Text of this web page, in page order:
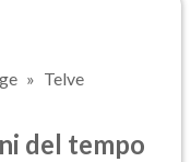
Telve
del tempo